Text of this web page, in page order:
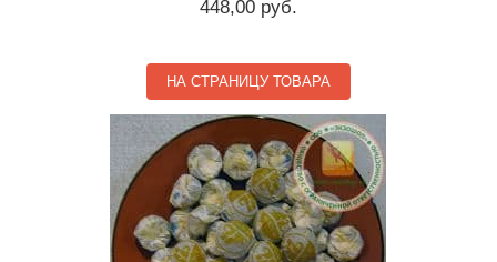
448,00 руб.
НА СТРАНИЦУ ТОВАРА